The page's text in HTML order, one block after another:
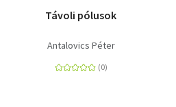
Távoli pólusok
Antalovics Péter